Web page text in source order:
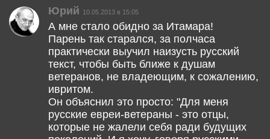
Юрий 10.05.2013 в 15:05
А мне стало обидно за Итамара!
Парень так старался, за полчаса
практически выучил наизусть русский
текст, чтобы быть ближе к душам
ветеранов, не владеющим, к сожалению,
ивритом.
Он объяснил это просто: "Для меня
русские евреи-ветераны - это отцы,
которые не жалели себя ради будущих